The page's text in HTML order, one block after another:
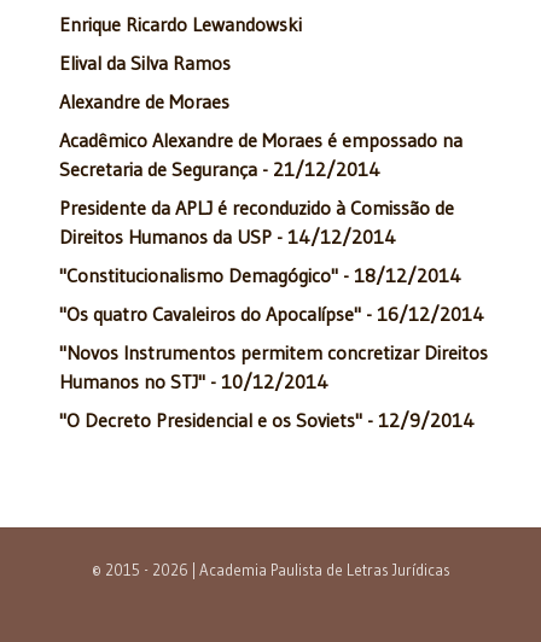
Enrique Ricardo Lewandowski
Elival da Silva Ramos
Alexandre de Moraes
Acadêmico Alexandre de Moraes é empossado na
Secretaria de Segurança - 21/12/2014
Presidente da APLJ é reconduzido à Comissão de
Direitos Humanos da USP - 14/12/2014
"Constitucionalismo Demagógico" - 18/12/2014
"Os quatro Cavaleiros do Apocalípse" - 16/12/2014
"Novos Instrumentos permitem concretizar Direitos
Humanos no STJ" - 10/12/2014
"O Decreto Presidencial e os Soviets" - 12/9/2014
© 2015 - 2026 | Academia Paulista de Letras Jurídicas